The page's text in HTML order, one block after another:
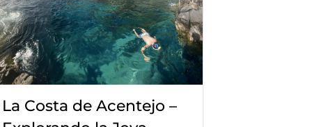
La Costa de Acentejo –